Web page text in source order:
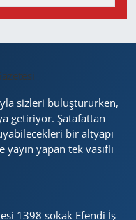
sizleri buluştururken,
getiriyor. Şatafattan
bir altyapı
yapan tek vasıflı
1398 sokak Efendi İş